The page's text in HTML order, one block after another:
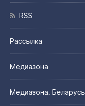
RSS
Рассылка
Медиазона
Медиазона. Беларусь